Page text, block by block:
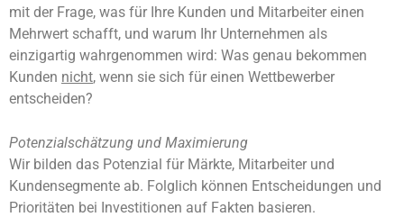
mit der Frage, was für Ihre Kunden und Mitarbeiter einen
Mehrwert schafft, und warum Ihr Unternehmen als
einzigartig wahrgenommen wird: Was genau bekommen
Kunden nicht, wenn sie sich für einen Wettbewerber
entscheiden?
Potenzialschätzung und Maximierung
Wir bilden das Potenzial für Märkte, Mitarbeiter und
Kundensegmente ab. Folglich können Entscheidungen und
Prioritäten bei Investitionen auf Fakten basieren.